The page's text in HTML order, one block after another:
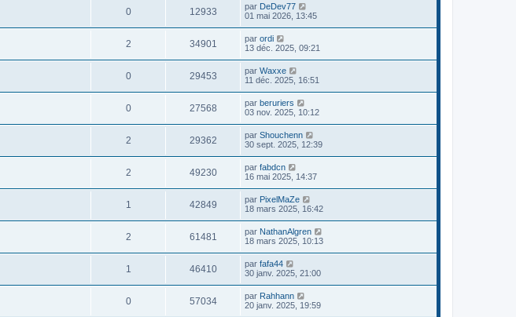
0 12933 par DeDev77
01 mai 2026, 13:45
2 34901 par ordi
13 déc. 2025, 09:21
0 29453 par Waxxe
11 déc. 2025, 16:51
0 27568 par beruriers
03 nov. 2025, 10:12
2 29362 par Shouchenn
30 sept. 2025, 12:39
2 49230 par fabdcn
16 mai 2025, 14:37
1 42849 par PixelMaZe
18 mars 2025, 16:42
2 61481 par NathanAlgren
18 mars 2025, 10:13
1 46410 par fafa44
30 janv. 2025, 21:00
0 57034 par Rahhann
20 janv. 2025, 19:59